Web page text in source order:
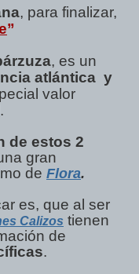
, para finalizar,
”
, es un
atlántica y
valor
.
de estos 2
gran
de Flora.
es, que al ser
Calizos tienen
de
.